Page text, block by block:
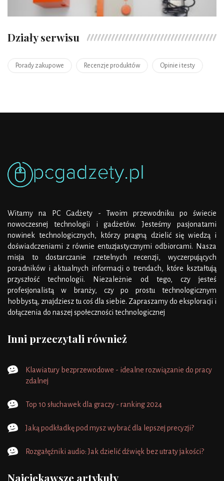
Działy serwisu
Porady zakupowe Recenzje produktów Opinie i testy
Witamy na PC Gadżety - Twoim przewodniku po świecie
nowoczesnej technologii i gadżetów. Jesteśmy pasjonatami
nowinek technologicznych, którzy pragną dzielić się wiedzą i
doświadczeniami z równie entuzjastycznymi odbiorcami. Nasza
misja to dostarczanie rzetelnych recenzji, wyczerpujących
poradników i aktualnych informacji o trendach, które kształtują
przyszłość technologii. Niezależnie od tego, czy jesteś
profesjonalistą w branży, czy po prostu technologicznym
hobbystą, znajdziesz tu coś dla siebie. Zapraszamy do eksploracji i
dołączenia do naszej społeczności technologicznej
Inni przeczytali również
Klawiatury bezprzewodowe - idealne rozwiązanie do pracy
zdalnej
Top 10 słuchawek dla graczy - ranking 2024
Jaką podkładkę pod mysz wybrać dla lepszej precyzji?
Rozgałęźniki audio: Jak dzielić dźwięk bez utraty jakości?
Najciekawsze artykuły